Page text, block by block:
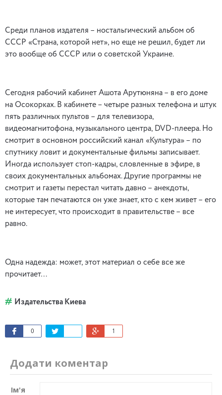
Среди планов издателя – ностальгический альбом об
СССР «Страна, которой нет», но еще не решил, будет ли
это вообще об СССР или о советской Украине.
Сегодня рабочий кабинет Ашота Арутюняна – в его доме
на Осокорках. В кабинете – четыре разных телефона и штук
пять различных пультов – для телевизора,
видеомагнитофона, музыкального центра, DVD-плеера. Но
смотрит в основном российский канал «Культура» – по
спутнику ловит и документальные фильмы записывает.
Иногда использует стоп-кадры, словленные в эфире, в
своих документальных альбомах. Другие программы не
смотрит и газеты перестал читать давно – анекдоты,
которые там печатаются он уже знает, кто с кем живет – его
не интересует, что происходит в правительстве – все
равно.
Одна надежда: может, этот материал о себе все же
прочитает…
Издательства Киева
0 1
Додати коментар
Ім'я